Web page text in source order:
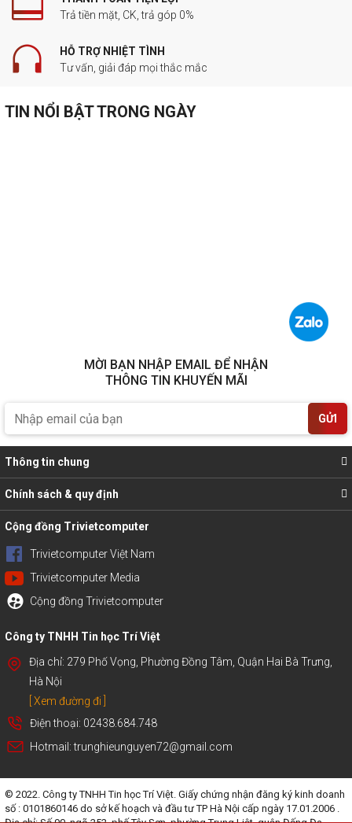
Trả tiền mặt, CK, trả góp 0%
HỖ TRỢ NHIỆT TÌNH
Tư vấn, giải đáp mọi thắc mắc
TIN NỔI BẬT TRONG NGÀY
MỜI BẠN NHẬP EMAIL ĐỂ NHẬN
THÔNG TIN KHUYẾN MÃI
GỬI
Thông tin chung
Chính sách & quy định
Cộng đồng Trivietcomputer
Trivietcomputer Việt Nam
Trivietcomputer Media
Cộng đồng Trivietcomputer
Công ty TNHH Tin học Trí Việt
Địa chỉ: 279 Phố Vọng, Phường Đồng Tâm, Quận Hai Bà Trưng,
Hà Nội
[ Xem đường đi ]
Điện thoại: 02438.684.748
Hotmail: trunghieunguyen72@gmail.com
© 2022. Công ty TNHH Tin học Trí Việt. Giấy chứng nhận đăng ký kinh doanh
số : 0101860146 do sở kế hoạch và đầu tư TP Hà Nội cấp ngày 17.01.2006 .